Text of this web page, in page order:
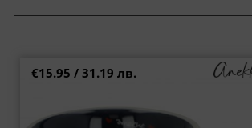
Порцеланова синя чаша на Anekke от
105
€15.95 / 31.19 лв.